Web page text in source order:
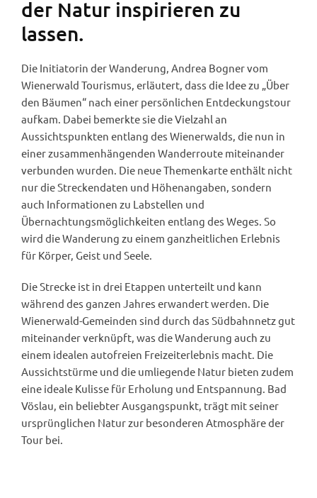
der Natur inspirieren zu
lassen.
Die Initiatorin der Wanderung, Andrea Bogner vom
Wienerwald Tourismus, erläutert, dass die Idee zu „Über
den Bäumen“ nach einer persönlichen Entdeckungstour
aufkam. Dabei bemerkte sie die Vielzahl an
Aussichtspunkten entlang des Wienerwalds, die nun in
einer zusammenhängenden Wanderroute miteinander
verbunden wurden. Die neue Themenkarte enthält nicht
nur die Streckendaten und Höhenangaben, sondern
auch Informationen zu Labstellen und
Übernachtungsmöglichkeiten entlang des Weges. So
wird die Wanderung zu einem ganzheitlichen Erlebnis
für Körper, Geist und Seele.
Die Strecke ist in drei Etappen unterteilt und kann
während des ganzen Jahres erwandert werden. Die
Wienerwald-Gemeinden sind durch das Südbahnnetz gut
miteinander verknüpft, was die Wanderung auch zu
einem idealen autofreien Freizeiterlebnis macht. Die
Aussichtstürme und die umliegende Natur bieten zudem
eine ideale Kulisse für Erholung und Entspannung. Bad
Vöslau, ein beliebter Ausgangspunkt, trägt mit seiner
ursprünglichen Natur zur besonderen Atmosphäre der
Tour bei.